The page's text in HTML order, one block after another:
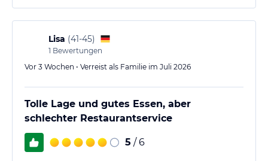
Lisa (41-45)
1 Bewertungen
Vor 3 Wochen • Verreist als Familie im Juli 2026
Tolle Lage und gutes Essen, aber
schlechter Restaurantservice
5 / 6